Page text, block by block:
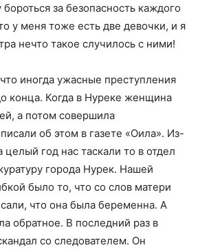
бороться за безопасность каждого
у меня тоже есть две девочки, и я
нечто такое случилось с ними!
иногда ужасные преступления
конца. Когда в Нуреке женщина
а потом совершила
об этом в газете «Оила». Из-
целый год нас таскали то в отдел
города Нурек. Нашей
было то, что со слов матери
что она была беременна. А
обратное. В последний раз в
со следователем. Он